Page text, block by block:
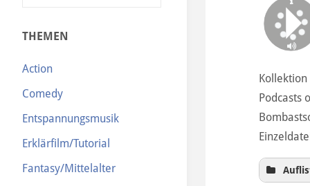
N
Podcasts
THEMEN
Action
Comedy
Entspannungsmusik
Erklärfilm/Tutorial
Fantasy/Mittelalter